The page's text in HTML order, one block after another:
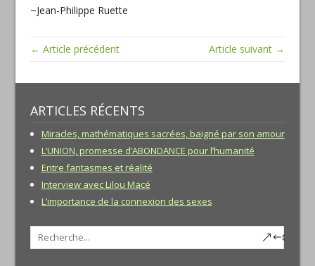
~Jean-Philippe Ruette
← Article précédent Article suivant →
ARTICLES RÉCENTS
Miracles, mathématiques sacrées, baigné par son amour
L’UNION, promesse d’ABONDANCE pour l’humanité
Entre fantasmes et réalité
Interview avec Lilou Macé
L’importance de la connexion des sexes